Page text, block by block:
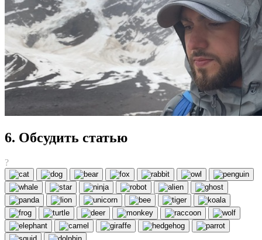
6. Обсудить статью
?